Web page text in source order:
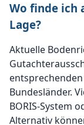
Wo finde ich
Lage?
Aktuelle
Bundesländer.
BORIS-System
Alternativ